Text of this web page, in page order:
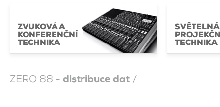
ZVUKOVÁ A
KONFERENČNÍ
TECHNIKA
SVĚTELNÁ
TECHNIKA
ZERO 88 - distribuce dat /